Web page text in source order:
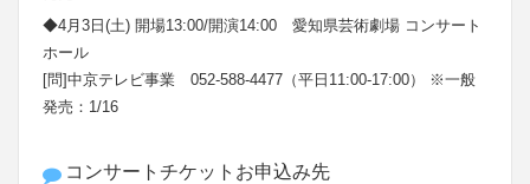
◆4月3日(土) 開場13:00/開演14:00 愛知県芸術劇場 コンサート
ホール
[問]中京テレビ事業 052-588-4477（平日11:00-17:00） ※一般
発売：1/16
コンサートチケットお申込み先